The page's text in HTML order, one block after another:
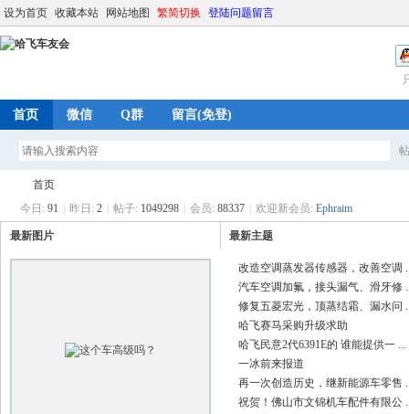
设为首页 收藏本站 网站地图 繁简切换 登陆问题留言
首页 微信 Q群 留言(免登)
»
首页
今日: 91 昨日: 2 帖子: 1049298 会员: 88337 欢迎新会员: Ephraim
最新图片 最新主题
改造空调蒸发器传感器，改善空调
汽车空调加氟，接头漏气、滑牙修
修复五菱宏光，顶蒸结霜、漏水问
哈飞赛马采购升级求助
哈飞民意2代6391E的 谁能提供一 ...
一冰前来报道
再一次创造历史，继新能源车零售
祝贺！佛山市文锦机车配件有限公